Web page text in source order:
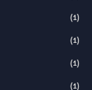
(1)
(1)
(1)
(1)